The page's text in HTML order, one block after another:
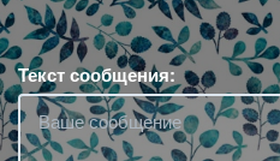
Текст сообщения: